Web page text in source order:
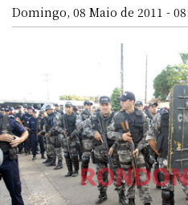
Domingo, 08 Maio de 2011 -